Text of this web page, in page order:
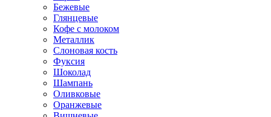
Бежевые
Глянцевые
Кофе с молоком
Металлик
Слоновая кость
Фуксия
Шоколад
Шампань
Оливковые
Оранжевые